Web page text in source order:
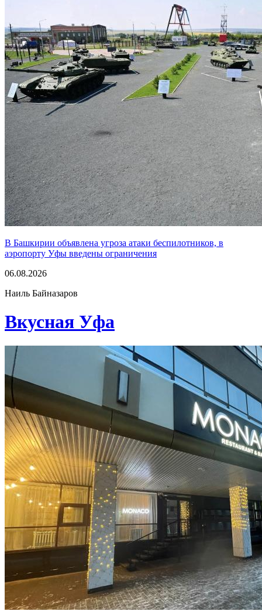
В Башкирии объявлена угроза атаки беспилотников, в
аэропорту Уфы введены ограничения
06.08.2026
Наиль Байназаров
Вкусная Уфа